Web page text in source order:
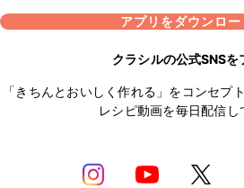
アプリをダウンロー
クラシルの公式SNSを
「きちんとおいしく作れる」をコンセプ
レシピ動画を毎日配信し